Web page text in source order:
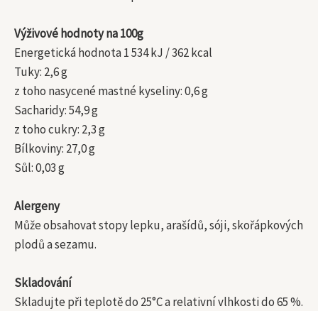
Výživové hodnoty na 100g
Energetická hodnota 1 534 kJ / 362 kcal
Tuky: 2,6 g
z toho nasycené mastné kyseliny: 0,6 g
Sacharidy: 54,9 g
z toho cukry: 2,3 g
Bílkoviny: 27,0 g
Sůl: 0,03 g
Alergeny
Může obsahovat stopy lepku, arašídů, sóji, skořápkových
plodů a sezamu.
Skladování
Skladujte při teplotě do 25°C a relativní vlhkosti do 65 %.